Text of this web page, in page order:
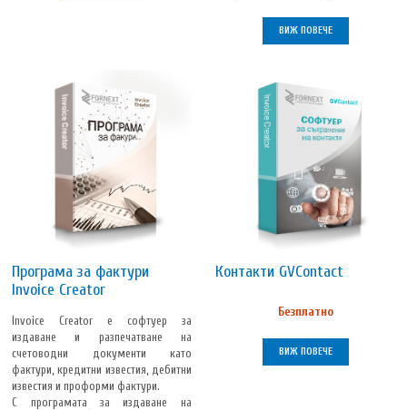
ВИЖ ПОВЕЧЕ
Програма за фактури
Invoice Creator
Invoice Creator е софтуер за
издаване и разпечатване на
счетоводни документи като
фактури, кредитни известия, дебитни
известия и проформи фактури.
С програмата за издаване на
Контакти GVContact
Безплатно
ВИЖ ПОВЕЧЕ